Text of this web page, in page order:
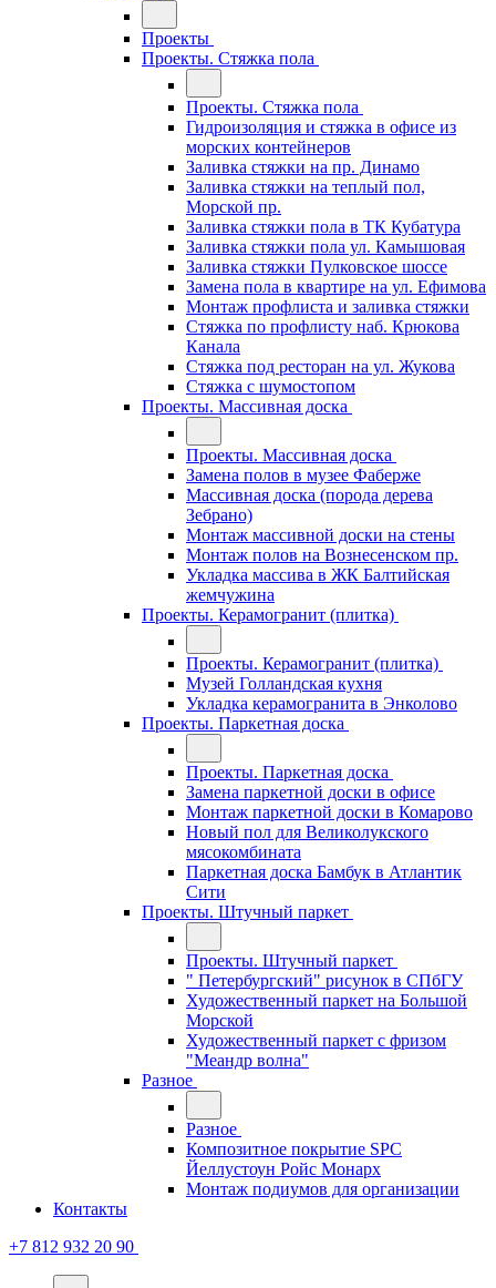
Проекты
Проекты. Стяжка пола
Проекты. Стяжка пола
Гидроизоляция и стяжка в офисе из
морских контейнеров
Заливка стяжки на пр. Динамо
Заливка стяжки на теплый пол,
Морской пр.
Заливка стяжки пола в ТК Кубатура
Заливка стяжки пола ул. Камышовая
Заливка стяжки Пулковское шоссе
Замена пола в квартире на ул. Ефимова
Монтаж профлиста и заливка стяжки
Стяжка по профлисту наб. Крюкова
Канала
Стяжка под ресторан на ул. Жукова
Стяжка с шумостопом
Проекты. Массивная доска
Проекты. Массивная доска
Замена полов в музее Фаберже
Массивная доска (порода дерева
Зебрано)
Монтаж массивной доски на стены
Монтаж полов на Вознесенском пр.
Укладка массива в ЖК Балтийская
жемчужина
Проекты. Керамогранит (плитка)
Проекты. Керамогранит (плитка)
Музей Голландская кухня
Укладка керамогранита в Энколово
Проекты. Паркетная доска
Проекты. Паркетная доска
Замена паркетной доски в офисе
Монтаж паркетной доски в Комарово
Новый пол для Великолукского
мясокомбината
Паркетная доска Бамбук в Атлантик
Сити
Проекты. Штучный паркет
Проекты. Штучный паркет
" Петербургский" рисунок в СПбГУ
Художественный паркет на Большой
Морской
Художественный паркет с фризом
"Меандр волна"
Разное
Разное
Композитное покрытие SPC
Йеллустоун Ройс Монарх
Монтаж подиумов для организации
Контакты
+7 812 932 20 90